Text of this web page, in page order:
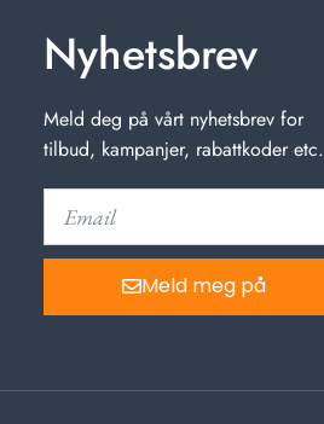
Nyhetsbrev
Meld deg på vårt nyhetsbrev for
tilbud, kampanjer, rabattkoder etc.
Meld meg på